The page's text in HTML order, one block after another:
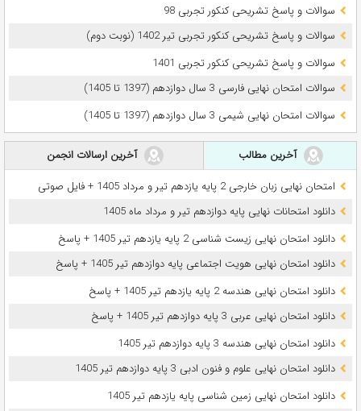
سوالات و پاسخ تشریحی کنکور تجربی 98
سوالات و پاسخ تشریحی کنکور تجربی تیر 1402 (نوبت دوم)
سوالات و پاسخ تشریحی کنکور تجربی 1401
سوالات امتحان نهایی فارسی 3 سال دوازدهم (1397 تا 1405)
سوالات امتحان نهایی شیمی 3 سال دوازدهم (1397 تا 1405)
آخرین مطالب
آخرین ارسالات انجمن
امتحان نهایی زبان خارجی 2 پایه یازدهم تیر و مرداد 1405 + فایل صوتی
دانلود امتحانات نهایی پایه دوازدهم تیر و مرداد ماه 1405
دانلود امتحان نهایی زیست شناسی 2 پایه یازدهم تیر 1405 + پاسخ
دانلود امتحان نهایی هویت اجتماعی پایه دوازدهم تیر 1405 + پاسخ
دانلود امتحان نهایی هندسه 2 پایه یازدهم تیر 1405 + پاسخ
دانلود امتحان نهایی عربی 3 پایه دوازدهم تیر 1405 + پاسخ
دانلود امتحان نهایی هندسه 3 پایه دوازدهم تیر 1405
دانلود امتحان نهایی علوم و فنون ادبی 3 پایه دوازدهم تیر 1405
دانلود امتحان نهایی زمین شناسی پایه یازدهم تیر 1405